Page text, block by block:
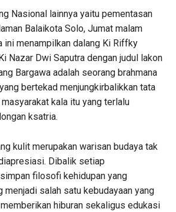
Nasional lainnya yaitu pementasan
Balaikota Solo, Jumat malam
menampilkan dalang Ki Riffky
Nazar Dwi Saputra dengan judul lakon
Bargawa adalah seorang brahmana
bertekad menjungkirbalikkan tata
kala itu yang terlalu
ksatria.
kulit merupakan warisan budaya tak
Dibalik setiap
filosofi kehidupan yang
menjadi salah satu kebudayaan yang
hiburan sekaligus edukasi